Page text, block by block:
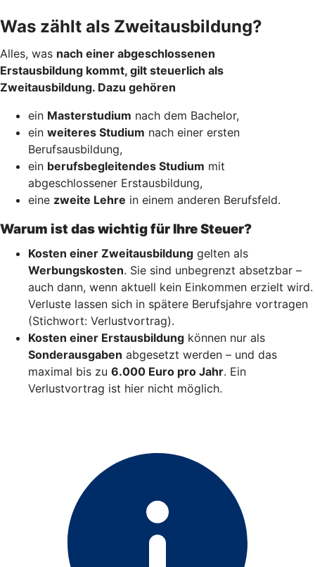
Was zählt als Zweitausbildung?
Alles, was nach einer abgeschlossenen
Erstausbildung kommt, gilt steuerlich als
Zweitausbildung. Dazu gehören
ein Masterstudium nach dem Bachelor,
ein weiteres Studium nach einer ersten
Berufsausbildung,
ein berufsbegleitendes Studium mit
abgeschlossener Erstausbildung,
eine zweite Lehre in einem anderen Berufsfeld.
Warum ist das wichtig für Ihre Steuer?
Kosten einer Zweitausbildung gelten als
Werbungskosten. Sie sind unbegrenzt absetzbar –
auch dann, wenn aktuell kein Einkommen erzielt wird.
Verluste lassen sich in spätere Berufsjahre vortragen
(Stichwort: Verlustvortrag).
Kosten einer Erstausbildung können nur als
Sonderausgaben abgesetzt werden – und das
maximal bis zu 6.000 Euro pro Jahr. Ein
Verlustvortrag ist hier nicht möglich.